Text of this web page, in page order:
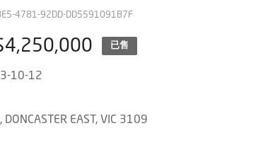
4781-92DD-DD5591091B7F
已售
10-12
EAST, VIC 3109